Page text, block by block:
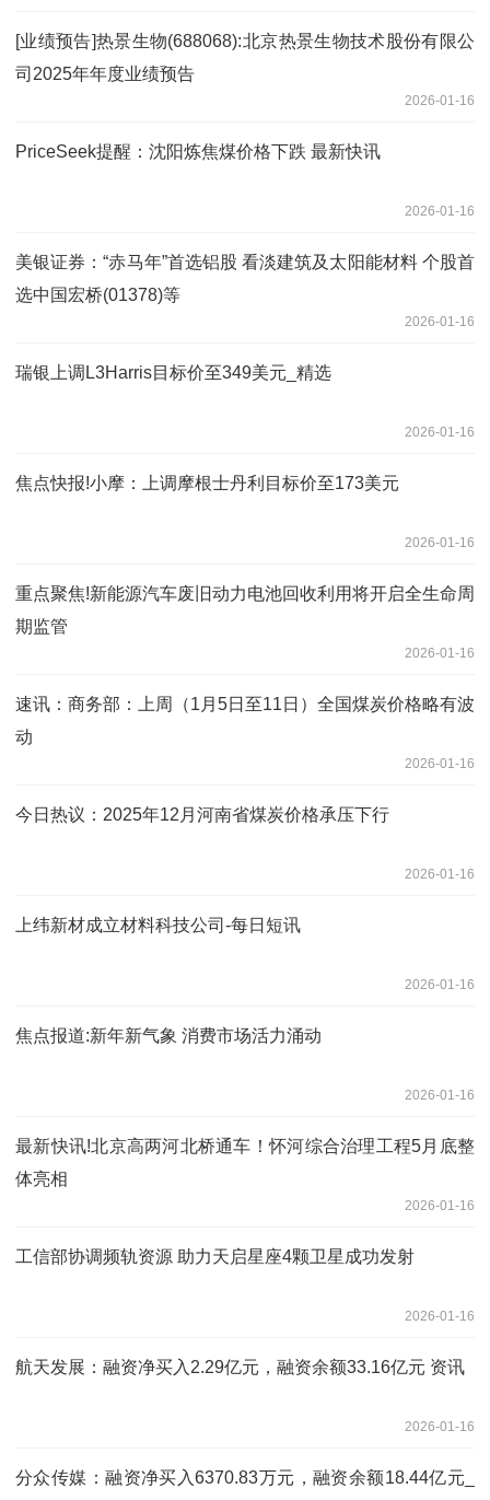
[业绩预告]热景生物(688068):北京热景生物技术股份有限公
司2025年年度业绩预告
2026-01-16
PriceSeek提醒：沈阳炼焦煤价格下跌 最新快讯
2026-01-16
美银证券：“赤马年”首选铝股 看淡建筑及太阳能材料 个股首
选中国宏桥(01378)等
2026-01-16
瑞银上调L3Harris目标价至349美元_精选
2026-01-16
焦点快报!小摩：上调摩根士丹利目标价至173美元
2026-01-16
重点聚焦!新能源汽车废旧动力电池回收利用将开启全生命周
期监管
2026-01-16
速讯：商务部：上周（1月5日至11日）全国煤炭价格略有波
动
2026-01-16
今日热议：2025年12月河南省煤炭价格承压下行
2026-01-16
上纬新材成立材料科技公司-每日短讯
2026-01-16
焦点报道:新年新气象 消费市场活力涌动
2026-01-16
最新快讯!北京高两河北桥通车！怀河综合治理工程5月底整
体亮相
2026-01-16
工信部协调频轨资源 助力天启星座4颗卫星成功发射
2026-01-16
航天发展：融资净买入2.29亿元，融资余额33.16亿元 资讯
2026-01-16
分众传媒：融资净买入6370.83万元，融资余额18.44亿元_